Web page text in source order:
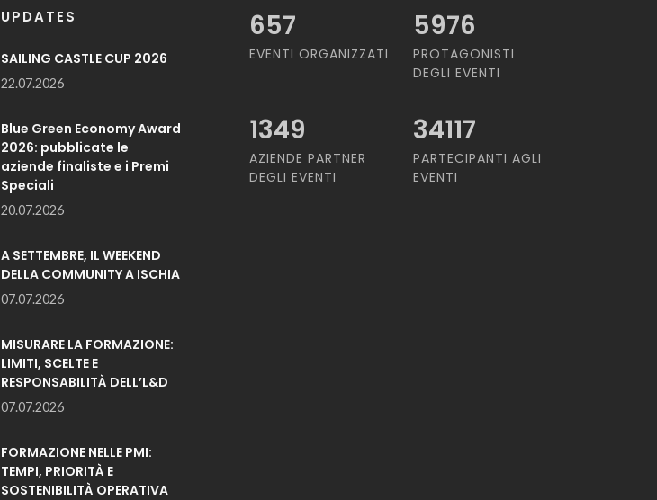
UPDATES
SAILING CASTLE CUP 2026
22.07.2026
Blue Green Economy Award
2026: pubblicate le
aziende finaliste e i Premi
Speciali
20.07.2026
A SETTEMBRE, IL WEEKEND
DELLA COMMUNITY A ISCHIA
07.07.2026
MISURARE LA FORMAZIONE:
LIMITI, SCELTE E
RESPONSABILITÀ DELL’L&D
07.07.2026
FORMAZIONE NELLE PMI:
TEMPI, PRIORITÀ E
SOSTENIBILITÀ OPERATIVA
657
EVENTI ORGANIZZATI
5976
PROTAGONISTI
DEGLI EVENTI
1349
AZIENDE PARTNER
DEGLI EVENTI
34117
PARTECIPANTI AGLI
EVENTI